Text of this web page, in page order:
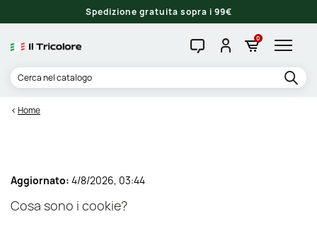
Spedizione gratuita sopra i 99€
0
Home
Aggiornato: 4/8/2026, 03:44
Cosa sono i cookie?